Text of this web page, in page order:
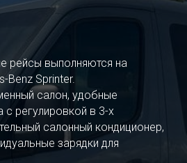
рейсы выполняются на
Benz Sprinter.
салон, удобные
с регулировкой в 3-х
салонный кондиционер,
зарядки для